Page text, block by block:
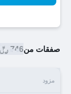
صفقات من746 ﷼
مزود